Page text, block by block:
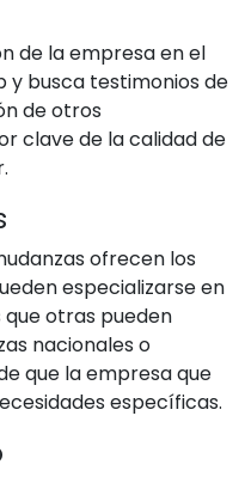
de la empresa en el
y busca testimonios de
de otros
clave de la calidad de
ofrecen los
especializarse en
otras pueden
nacionales o
que la empresa que
específicas.